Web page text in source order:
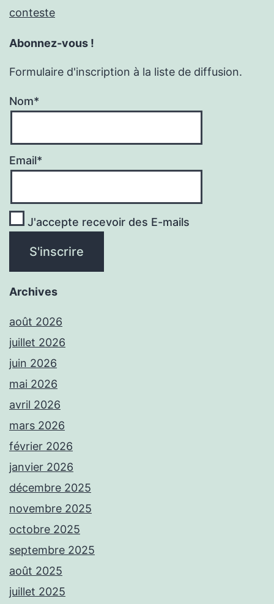
conteste
Abonnez-vous !
Formulaire d'inscription à la liste de diffusion.
Nom*
Email*
J'accepte recevoir des E-mails
Archives
août 2026
juillet 2026
juin 2026
mai 2026
avril 2026
mars 2026
février 2026
janvier 2026
décembre 2025
novembre 2025
octobre 2025
septembre 2025
août 2025
juillet 2025